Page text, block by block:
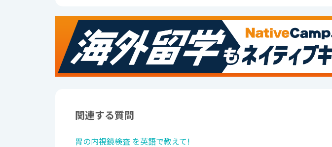
関連する質問
胃の内視鏡検査 を英語で教えて!